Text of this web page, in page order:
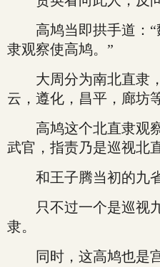
高鸠当即拱手道：“
隶观察使高鸠。”
大周分为南北直隶，
云，遵化，昌平，廊坊
高鸠这个北直隶观察
武官，指责乃是巡视北
和王子腾当初的九省
只不过一个是巡视九
隶。
同时，这高鸠也是宫